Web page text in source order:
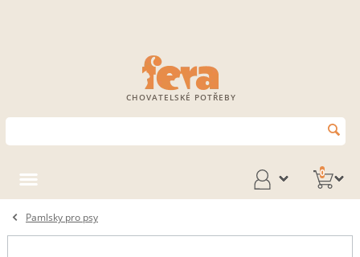
CHOVATELSKÉ POTŘEBY
0
Pamlsky pro psy